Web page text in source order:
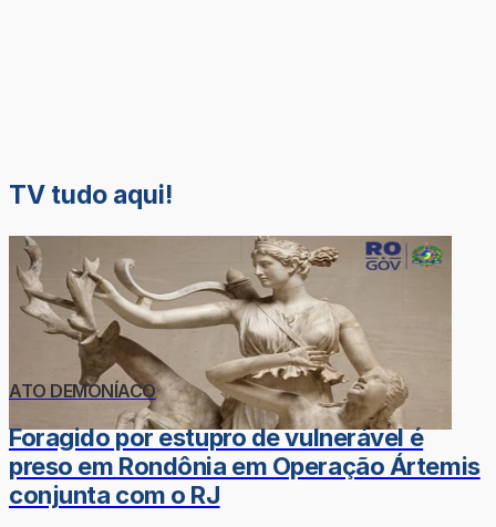
TV tudo aqui!
ATO DEMONÍACO
Foragido por estupro de vulnerável é
preso em Rondônia em Operação Ártemis
conjunta com o RJ